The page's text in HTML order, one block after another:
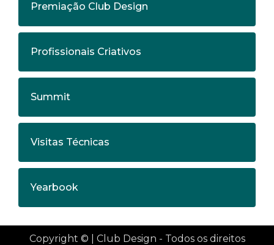
Premiação Club Design
Profissionais Criativos
Summit
Visitas Técnicas
Yearbook
Copyright © | Club Design - Todos os direitos